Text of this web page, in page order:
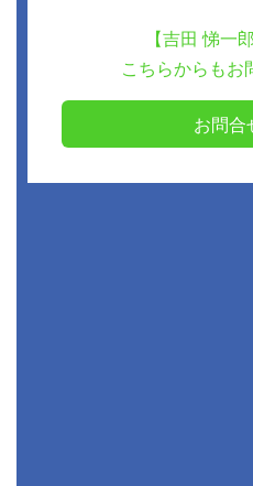
【吉田 悌一
こちらからもお
お問合